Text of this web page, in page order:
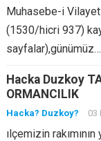
Muhasebe-i
(1530/hicri 937)
sayfalar),günümüz…
Hacka Duzkoy
ORMANCILIK
Hacka? Duzkoy? 03
ılçemizin